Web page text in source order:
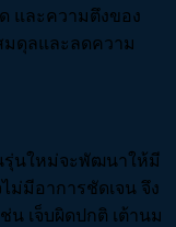
และความตึงของ
มดุลและลดความ
รุ่นใหม่จะพัฒนาให้มี
ม่มีอาการชัดเจน จึง
น เจ็บผิดปกติ เต้านม